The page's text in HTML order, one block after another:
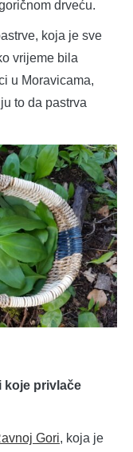
drveću.
koja je sve
vrijeme bila
u Moravicama,
to da pastrva
koje privlače
Gori, koja je